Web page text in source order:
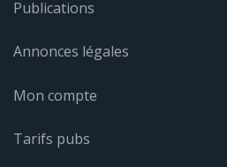
Publications
Annonces légales
Mon compte
Tarifs pubs